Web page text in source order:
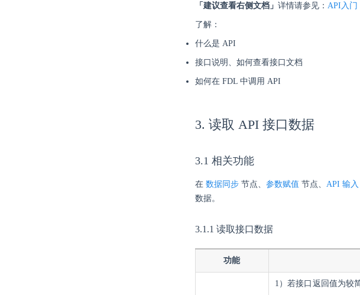
「建议查看右侧文档」 详情请参见： API入门
了解：
什么是 API
接口说明、如何查看接口文档
如何在 FDL 中调用 API
3. 读取 API 接口数据
3.1 相关功能
在 数据同步 节点、 参数赋值 节点、 API 输入
数据。
3.1.1 读取接口数据
功能
1）若接口返回值为较